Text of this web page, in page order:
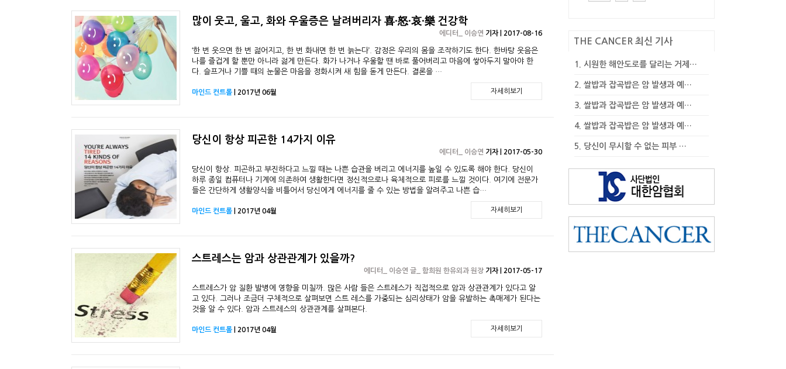
많이 웃고, 울고, 화와 우울증은 날려버리자 喜·怒·哀·樂 건강학
에디터_ 이승연 기자 | 2017-08-16
‘한 번 웃으면 한 번 젊어지고, 한 번 화내면 한 번 늙는다’. 감정은 우리의 몸을 조작하기도 한다. 한바탕 웃음은
나를 즐겁게 할 뿐만 아니라 젊게 만든다. 화가 나거나 우울할 땐 바로 풀어버리고 마음에 쌓아두지 말아야 한
다. 슬프거나 기쁠 때의 눈물은 마음을 정화시켜 새 힘을 돋게 만든다. 결론을 …
마인드 컨트롤 | 2017년 06월 자세히보기
당신이 항상 피곤한 14가지 이유
에디터_ 이승연 기자 | 2017-05-30
당신이 항상. 피곤하고 부진하다고 느낄 때는 나쁜 습관을 버리고 에너지를 높일 수 있도록 해야 한다. 당신이
하루 종일 컴퓨터나 기계에 의존하여 생활한다면 정신적으로나 육체적으로 피로를 느낄 것이다. 여기에 전문가
들은 간단하게 생활양식을 비틀어서 당신에게 에너지를 줄 수 있는 방법을 알려주고 나쁜 습…
마인드 컨트롤 | 2017년 04월 자세히보기
스트레스는 암과 상관관계가 있을까?
에디터_ 이승연 글_ 함희원 한유외과 원장 기자 | 2017-05-17
스트레스가 암 질환 발병에 영향을 미칠까. 많은 사람 들은 스트레스가 직접적으로 암과 상관관계가 있다고 알
고 있다. 그러나 조금더 구체적으로 살펴보면 스트 레스를 가중되는 심리상태가 암을 유발하는 촉매제가 된다는
것을 알 수 있다. 암과 스트레스의 상관관계를 살펴본다.
마인드 컨트롤 | 2017년 04월 자세히보기
THE CANCER 최신 기사
1. 시원한 해안도로를 달리는 거제…
2. 쌀밥과 잡곡밥은 암 발생과 예…
3. 쌀밥과 잡곡밥은 암 발생과 예…
4. 쌀밥과 잡곡밥은 암 발생과 예…
5. 당신이 무시할 수 없는 피부 …